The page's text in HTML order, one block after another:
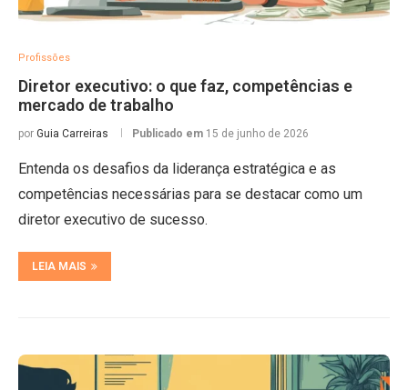
Profissões
Diretor executivo: o que faz, competências e
mercado de trabalho
por Guia Carreiras Publicado em 15 de junho de 2026
Entenda os desafios da liderança estratégica e as
competências necessárias para se destacar como um
diretor executivo de sucesso.
LEIA MAIS